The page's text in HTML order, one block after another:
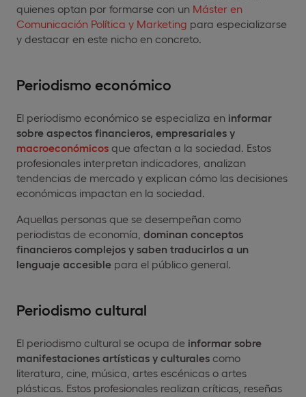
quienes optan por formarse con un Máster en
Comunicación Política y Marketing para especializarse
y destacar en este nicho en concreto.
Periodismo económico
El periodismo económico se especializa en informar
sobre aspectos financieros, empresariales y
macroeconómicos que afectan a la sociedad. Estos
profesionales interpretan indicadores, analizan
tendencias de mercado y explican cómo las decisiones
económicas impactan en la sociedad.
Aquellas personas que se desempeñan como
periodistas de economía, dominan conceptos
financieros complejos y saben traducirlos a un
lenguaje accesible para el público general.
Periodismo cultural
El periodismo cultural se ocupa de informar sobre
manifestaciones artísticas y culturales como
literatura, cine, música, artes escénicas o artes
plásticas. Estos profesionales realizan críticas, reseñas